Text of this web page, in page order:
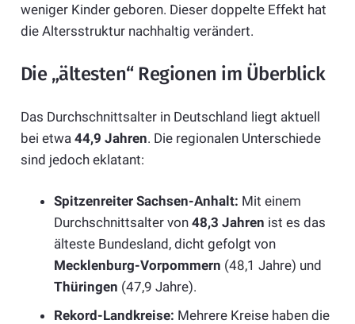
weniger Kinder geboren. Dieser doppelte Effekt hat
die Altersstruktur nachhaltig verändert.
Die „ältesten“ Regionen im Überblick
Das Durchschnittsalter in Deutschland liegt aktuell
bei etwa 44,9 Jahren. Die regionalen Unterschiede
sind jedoch eklatant:
Spitzenreiter Sachsen-Anhalt: Mit einem
Durchschnittsalter von 48,3 Jahren ist es das
älteste Bundesland, dicht gefolgt von
Mecklenburg-Vorpommern (48,1 Jahre) und
Thüringen (47,9 Jahre).
Rekord-Landkreise: Mehrere Kreise haben die